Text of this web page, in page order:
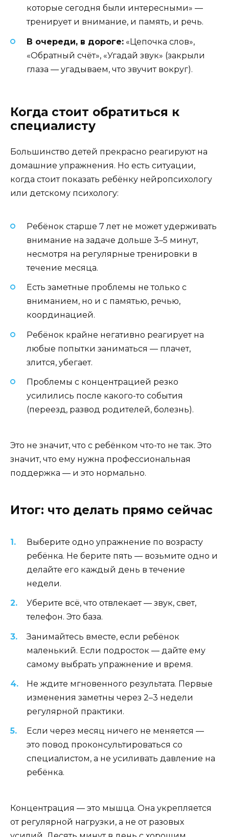
которые сегодня были интересными» —
тренирует и внимание, и память, и речь.
В очереди, в дороге: «Цепочка слов»,
«Обратный счёт», «Угадай звук» (закрыли
глаза — угадываем, что звучит вокруг).
Когда стоит обратиться к
специалисту
Большинство детей прекрасно реагируют на
домашние упражнения. Но есть ситуации,
когда стоит показать ребёнку нейропсихологу
или детскому психологу:
Ребёнок старше 7 лет не может удерживать
внимание на задаче дольше 3–5 минут,
несмотря на регулярные тренировки в
течение месяца.
Есть заметные проблемы не только с
вниманием, но и с памятью, речью,
координацией.
Ребёнок крайне негативно реагирует на
любые попытки заниматься — плачет,
злится, убегает.
Проблемы с концентрацией резко
усилились после какого-то события
(переезд, развод родителей, болезнь).
Это не значит, что с ребёнком что-то не так. Это
значит, что ему нужна профессиональная
поддержка — и это нормально.
Итог: что делать прямо сейчас
Выберите одно упражнение по возрасту
ребёнка. Не берите пять — возьмите одно и
делайте его каждый день в течение
недели.
Уберите всё, что отвлекает — звук, свет,
телефон. Это база.
Занимайтесь вместе, если ребёнок
маленький. Если подросток — дайте ему
самому выбрать упражнение и время.
Не ждите мгновенного результата. Первые
изменения заметны через 2–3 недели
регулярной практики.
Если через месяц ничего не меняется —
это повод проконсультироваться со
специалистом, а не усиливать давление на
ребёнка.
Концентрация — это мышца. Она укрепляется
от регулярной нагрузки, а не от разовых